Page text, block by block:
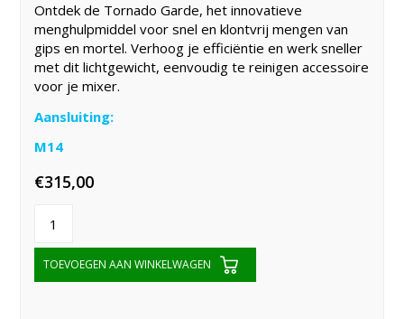
Ontdek de Tornado Garde, het innovatieve
menghulpmiddel voor snel en klontvrij mengen van
gips en mortel. Verhoog je efficiëntie en werk sneller
met dit lichtgewicht, eenvoudig te reinigen accessoire
voor je mixer.
Aansluiting:
M14
€315,00
TOEVOEGEN AAN WINKELWAGEN